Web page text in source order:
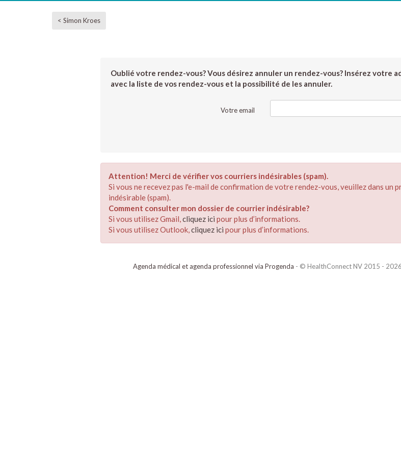
< Simon Kroes
Oublié votre rendez-vous? Vous désirez annuler un rendez-vous? Insérez votre
avec la liste de vos rendez-vous et la possibilité de les annuler.
Votre email
Attention! Merci de vérifier vos courriers indésirables (spam).
Si vous ne recevez pas l'e-mail de confirmation de votre rendez-vous, veuillez dans
indésirable (spam).
Comment consulter mon dossier de courrier indésirable?
Si vous utilisez Gmail,cliquez ici pour plus d’informations.
Si vous utilisez Outlook,cliquez ici pour plus d’informations.
Agenda médical et agenda professionnel via Progenda - © HealthConnect NV 2015 -